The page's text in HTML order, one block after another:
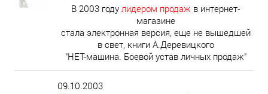
В 2003 году лидером продаж в интернет-
магазине
стала электронная версия, еще не вышедшей
в свет, книги А.Деревицкого
"НЕТ-машина. Боевой устав личных продаж"
09.10.2003